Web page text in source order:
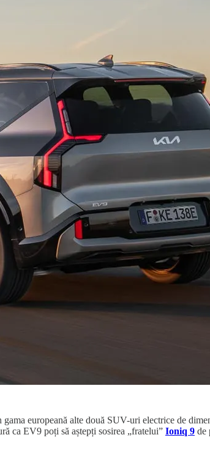
europeană alte două SUV-uri electrice de
ca EV9 poți să aștepți sosirea „fratelui” Ioniq 9 de